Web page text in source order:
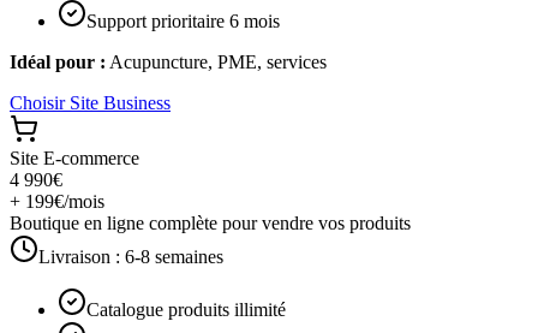
Support prioritaire 6 mois
Idéal pour : Acupuncture, PME, services
Choisir Site Business
Site E-commerce
4 990€
+ 199€/mois
Boutique en ligne complète pour vendre vos produits
Livraison : 6-8 semaines
Catalogue produits illimité